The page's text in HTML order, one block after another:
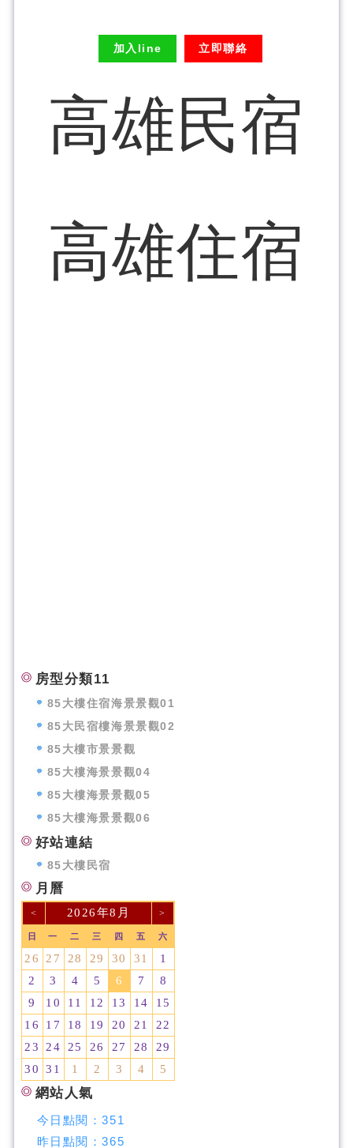
加入line 立即聯絡
高雄民宿
高雄住宿
房型分類11
85大樓住宿海景景觀01
85大民宿樓海景景觀02
85大樓市景景觀
85大樓海景景觀04
85大樓海景景觀05
85大樓海景景觀06
好站連結
85大樓民宿
月曆
< 2026年8月 >
日 一 二 三 四 五 六
26 27 28 29 30 31
1
2
3 4 5 6 7
8
9
10 11 12 13 14
15
16
17 18 19 20 21
22
23
24 25 26 27 28
29
30
31 1 2 3 4 5
網站人氣
今日點閱：351
昨日點閱：365